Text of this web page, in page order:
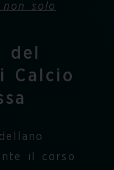
solo
Calcio
il corso